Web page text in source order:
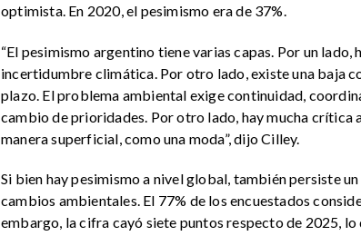
optimista. En 2020, el pesimismo era de 37%.
“El pesimismo argentino tiene varias capas. Por un
incertidumbre climática. Por otro lado, existe una baja
plazo. El problema ambiental exige continuidad,
cambio de prioridades. Por otro lado, hay mucha crítica
manera superficial, como una moda”, dijo Cilley.
Si bien hay pesimismo a nivel global, también persiste
cambios ambientales. El 77% de los encuestados
embargo, la cifra cayó siete puntos respecto de 2025,